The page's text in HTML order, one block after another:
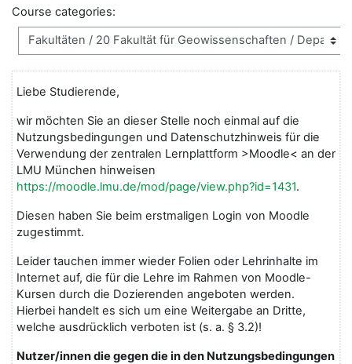
Course categories:
Liebe Studierende,
wir möchten Sie an dieser Stelle noch einmal auf die
Nutzungsbedingungen und Datenschutzhinweis für die
Verwendung der zentralen Lernplattform >Moodle< an der
LMU München hinweisen
https://moodle.lmu.de/mod/page/view.php?id=1431.
Diesen haben Sie beim erstmaligen Login von Moodle
zugestimmt.
Leider tauchen immer wieder Folien oder Lehrinhalte im
Internet auf, die für die Lehre im Rahmen von Moodle-
Kursen durch die Dozierenden angeboten werden.
Hierbei handelt es sich um eine Weitergabe an Dritte,
welche ausdrücklich verboten ist (s. a. § 3.2)!
Nutzer/innen die gegen die in den Nutzungsbedingungen